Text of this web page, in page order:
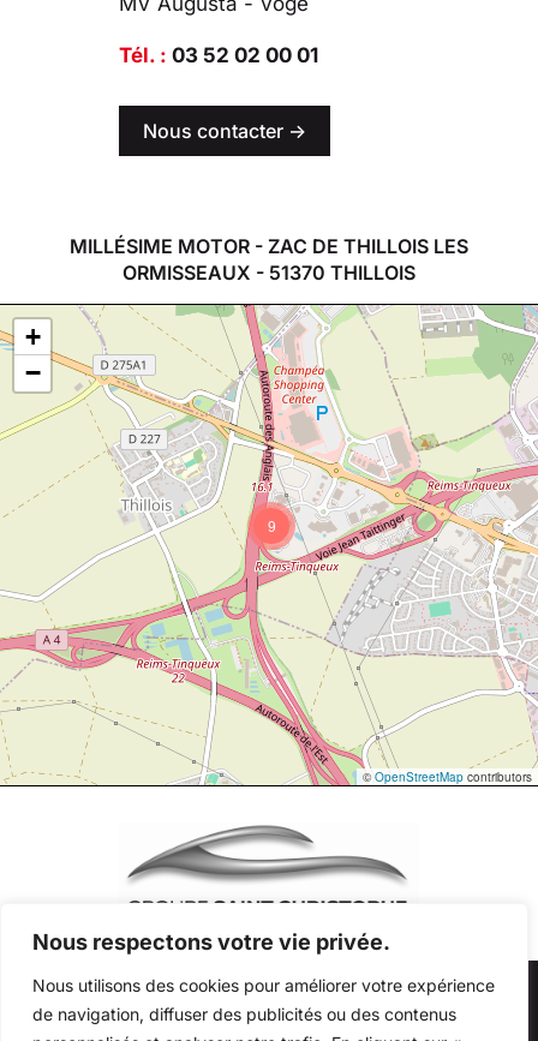
Nous respectons votre vie privée.
Nous utilisons des cookies pour améliorer votre expérience
de navigation, diffuser des publicités ou des contenus
Tél. : 03 52 02 00 01
Nous contacter ->
MILLÉSIME MOTOR - ZAC DE THILLOIS LES
ORMISSEAUX - 51370 THILLOIS
9
+
−
©OpenStreetMap contributors
Au quotidien, prenez les transports en commun
#SeDéplacerMoinsPolluer